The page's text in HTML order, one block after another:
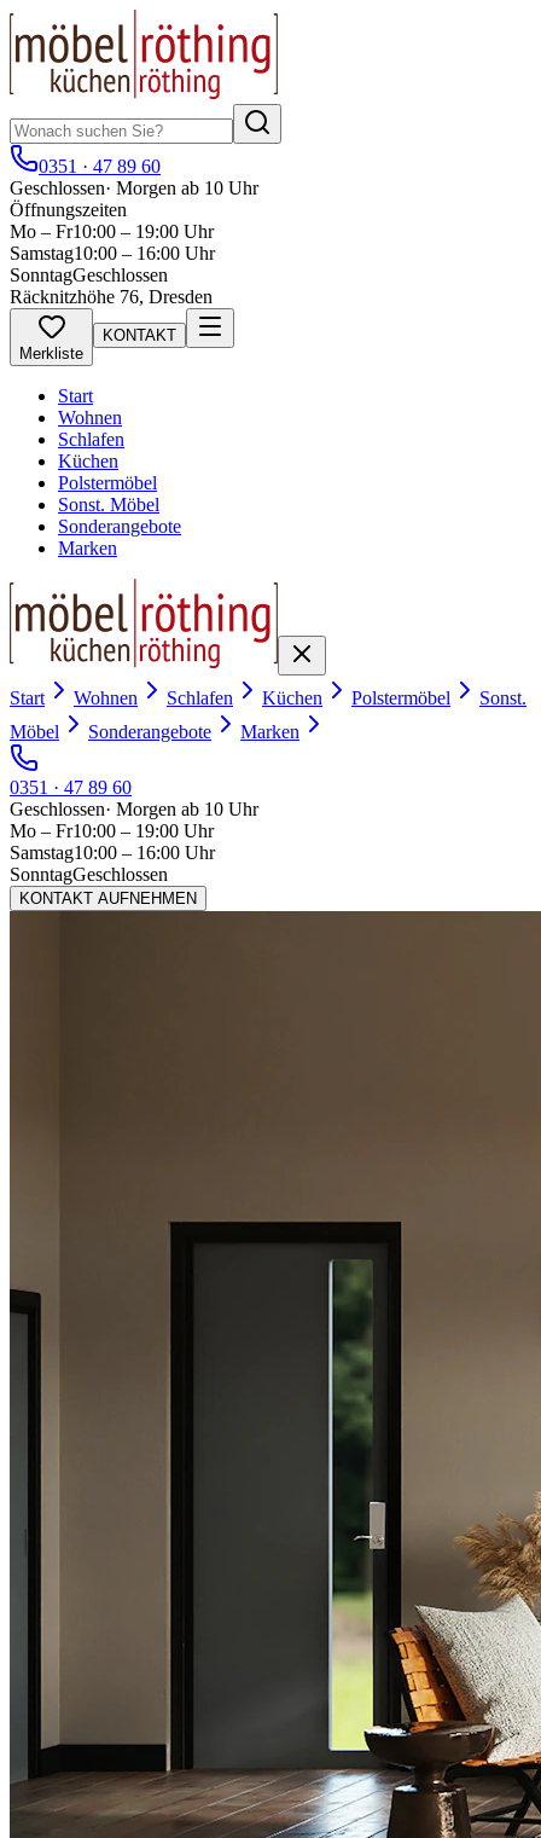
0351 · 47 89 60
Geschlossen· Morgen ab 10 Uhr
Öffnungszeiten
Mo – Fr10:00 – 19:00 Uhr
Samstag10:00 – 16:00 Uhr
SonntagGeschlossen
Räcknitzhöhe 76, Dresden
Merkliste
KONTAKT
Start
Wohnen
Schlafen
Küchen
Polstermöbel
Sonst. Möbel
Sonderangebote
Marken
Start Wohnen Schlafen Küchen Polstermöbel
Sonst.
Möbel
Sonderangebote Marken
0351 · 47 89 60
Geschlossen· Morgen ab 10 Uhr
Mo – Fr10:00 – 19:00 Uhr
Samstag10:00 – 16:00 Uhr
SonntagGeschlossen
KONTAKT AUFNEHMEN